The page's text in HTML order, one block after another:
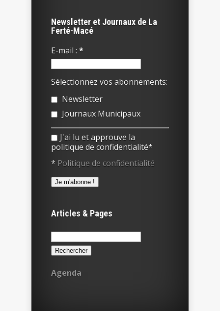
Newsletter et Journaux de La
Ferté-Macé
E-mail : *
Sélectionnez vos abonnements:
Newsletter
Journaux Municipaux
J'ai lu et approuve la
politique de confidentialité*
* Politique de confidentialité
Articles & Pages
Rechercher :
Agenda